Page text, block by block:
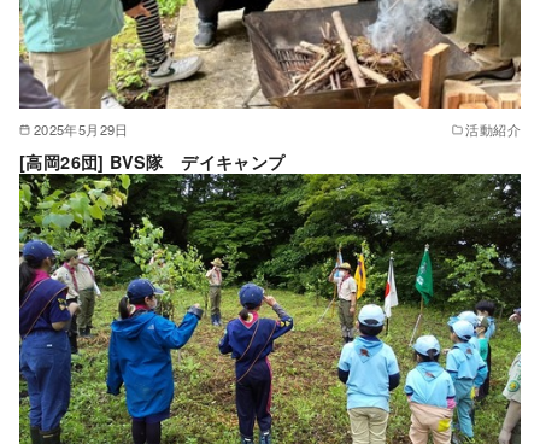
2025年5月29日 活動紹介
[高岡26団] BVS隊 デイキャンプ